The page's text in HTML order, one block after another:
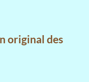
original des